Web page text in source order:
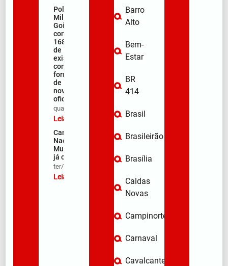
Polícia
Militar de
Goiás
comemora
168 anos
de
existência
com
formação
de 106
novos
oficiais
qua/08/2026
Leia mais »
Campanha
Nacional de
Multivacinação
já começou
ter/08/2026
Leia mais »
Barro
Alto
Bem-
Estar
BR
414
Brasil
Brasileirão
Brasília
Caldas
Novas
Campinorte
Carnaval
Cavalcante